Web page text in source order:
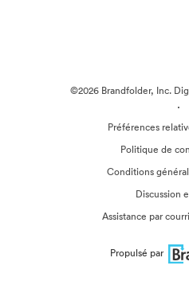
©2026 Brandfolder, Inc.
·
Préférences
Politique de
Conditions
Discussion
Assistance par
Propulsé par